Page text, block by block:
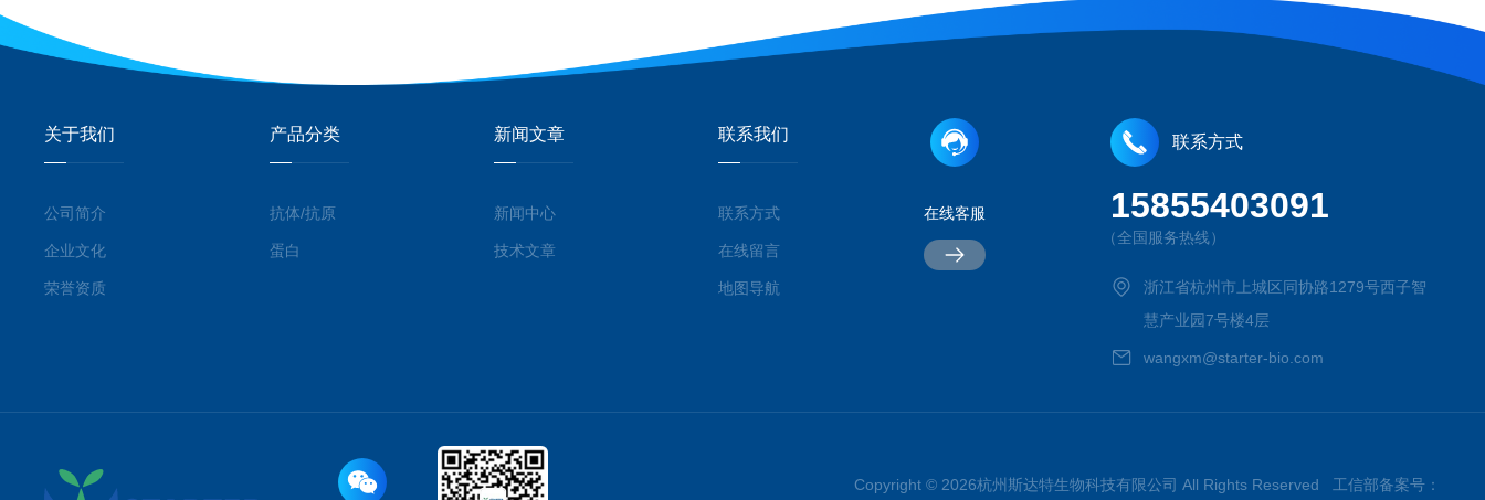
关于我们
公司简介
企业文化
荣誉资质
产品分类
抗体/抗原
蛋白
新闻文章
新闻中心
技术文章
联系我们
联系方式
在线留言
地图导航
在线客服
联系方式
15855403091
（全国服务热线）
浙江省杭州市上城区同协路1279号西子智
慧产业园7号楼4层
wangxm@starter-bio.com
Copyright © 2026杭州斯达特生物科技有限公司 All Rights Reserved 工信部备案号：